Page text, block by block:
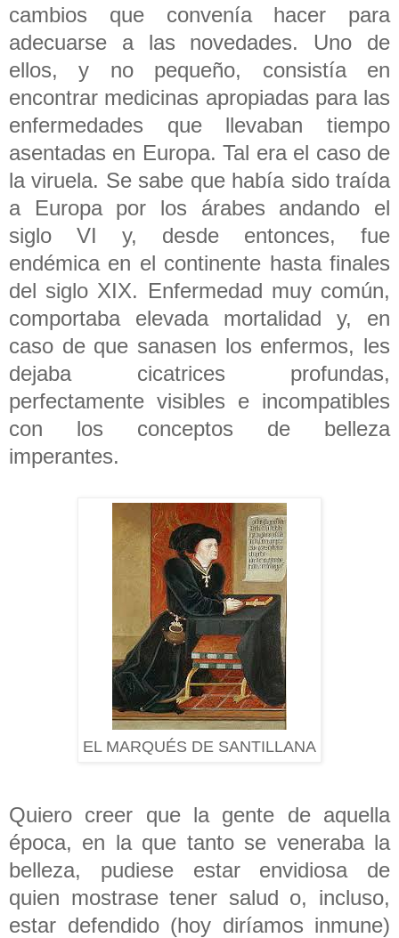
cambios que convenía hacer para
adecuarse a las novedades. Uno de
ellos, y no pequeño, consistía en
encontrar medicinas apropiadas para las
enfermedades que llevaban tiempo
asentadas en Europa. Tal era el caso de
la viruela. Se sabe que había sido traída
a Europa por los árabes andando el
siglo VI y, desde entonces, fue
endémica en el continente hasta finales
del siglo XIX. Enfermedad muy común,
comportaba elevada mortalidad y, en
caso de que sanasen los enfermos, les
dejaba cicatrices profundas,
perfectamente visibles e incompatibles
con los conceptos de belleza
imperantes.
EL MARQUÉS DE SANTILLANA
Quiero creer que la gente de aquella
época, en la que tanto se veneraba la
belleza, pudiese estar envidiosa de
quien mostrase tener salud o, incluso,
estar defendido (hoy diríamos inmune)